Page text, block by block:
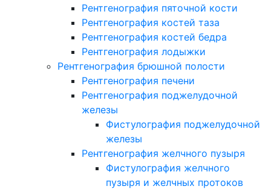
Рентгенография пяточной кости
Рентгенография костей таза
Рентгенография костей бедра
Рентгенография лодыжки
Рентгенография брюшной полости
Рентгенография печени
Рентгенография поджелудочной
железы
Фистулография поджелудочной
железы
Рентгенография желчного пузыря
Фистулография желчного
пузыря и желчных протоков